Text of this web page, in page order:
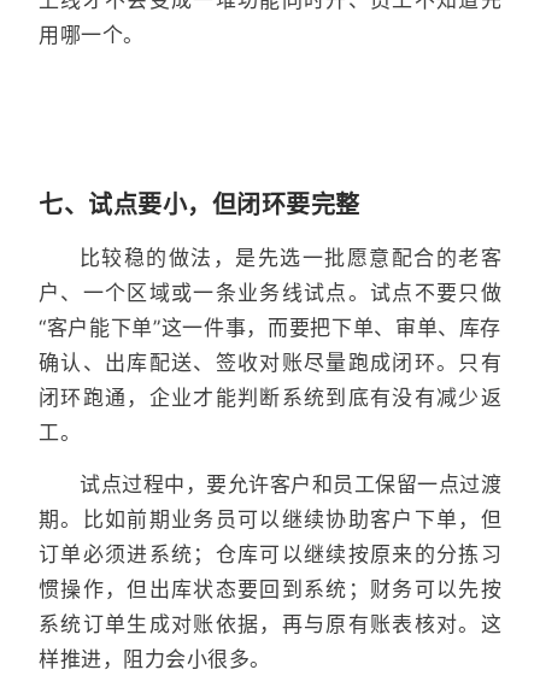
用哪一个。
七、试点要小，但闭环要完整
比较稳的做法，是先选一批愿意配合的老客
户、一个区域或一条业务线试点。试点不要只做
“客户能下单”这一件事，而要把下单、审单、库存
确认、出库配送、签收对账尽量跑成闭环。只有
闭环跑通，企业才能判断系统到底有没有减少返
工。
试点过程中，要允许客户和员工保留一点过渡
期。比如前期业务员可以继续协助客户下单，但
订单必须进系统；仓库可以继续按原来的分拣习
惯操作，但出库状态要回到系统；财务可以先按
系统订单生成对账依据，再与原有账表核对。这
样推进，阻力会小很多。